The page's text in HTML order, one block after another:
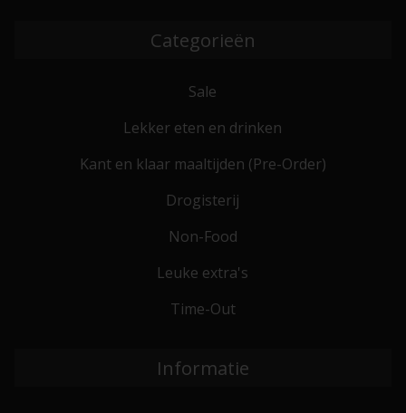
Categorieën
Sale
Lekker eten en drinken
Kant en klaar maaltijden (Pre-Order)
Drogisterij
Non-Food
Leuke extra's
Time-Out
Informatie